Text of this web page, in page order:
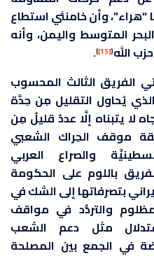
“هراء”، وأن خامنئي استطاع
المتوسط واليمن، وأنه
الله(
[15]
)
.
الفريق الثالث المحسوب
يُحاول التقليل مِن حِدَّة
لا يتبناه إلَّا عددٌ قليلٌ مِن
موقف الحِراك الشعبي
والصراع العربي
باللوم على الحكومة
بتصرفاتها إلى الشك في
والتردُّد في مواقف
مثل دعم الشعب
في الجمع بين المصلحة